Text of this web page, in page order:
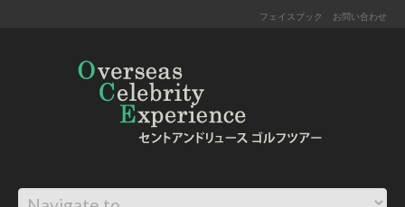
フェイスブック お問い合わせ